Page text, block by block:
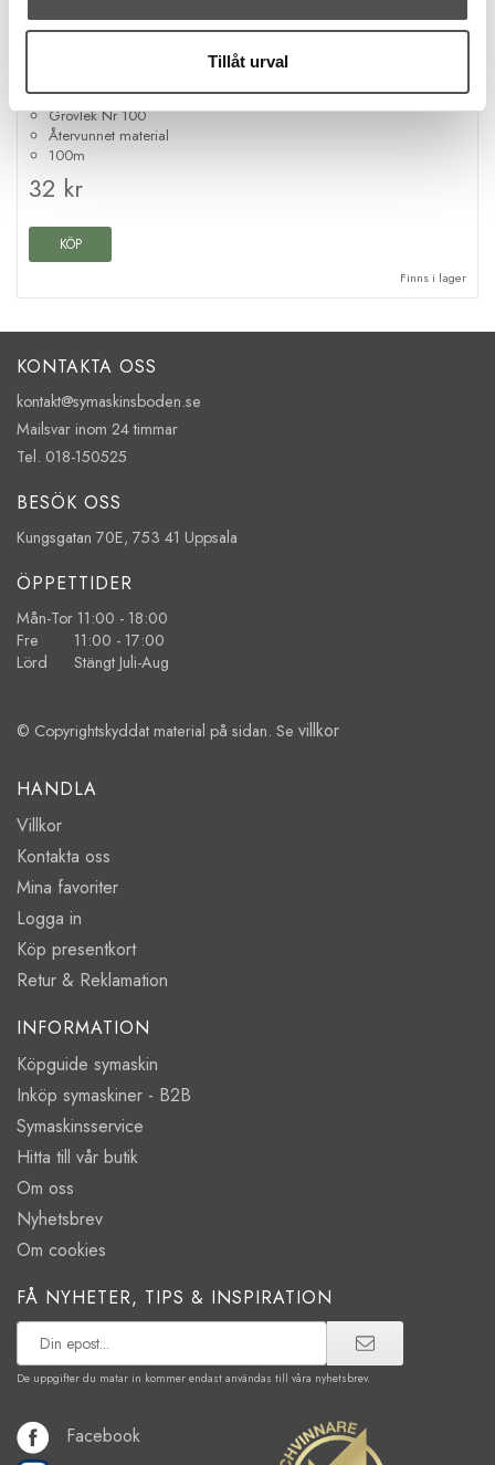
Tillåt urval
Gütermann rPET sytråd 111 benvit
Grovlek Nr 100
Återvunnet material
100m
32 kr
KÖP
Finns i lager
KONTAKTA OSS
kontakt@symaskinsboden.se
Mailsvar inom 24 timmar
Tel. 018-150525
BESÖK OSS
Kungsgatan 70E, 753 41 Uppsala
ÖPPETTIDER
Mån-Tor 11:00 - 18:00
Fre 11:00 - 17:00
Lörd Stängt Juli-Aug
© Copyrightskyddat material på sidan. Se villkor
HANDLA
Villkor
Kontakta oss
Mina favoriter
Logga in
Köp presentkort
Retur & Reklamation
INFORMATION
Köpguide symaskin
Inköp symaskiner - B2B
Symaskinsservice
Hitta till vår butik
Om oss
Nyhetsbrev
Om cookies
FÅ NYHETER, TIPS & INSPIRATION
De uppgifter du matar in kommer endast användas till våra nyhetsbrev.
Facebook